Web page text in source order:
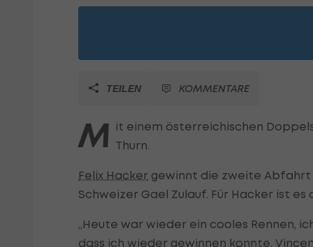
TEILEN KOMMENTARE
M it einem österreichischen
Thurn.
Felix Hacker gewinnt die zweite
Schweizer Gael Zulauf. Für Hacker ist
„Heute war wieder ein cooles Rennen,
dass ich wieder gewinnen konnte.